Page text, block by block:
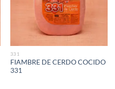
331
FIAMBRE DE CERDO COCIDO
331